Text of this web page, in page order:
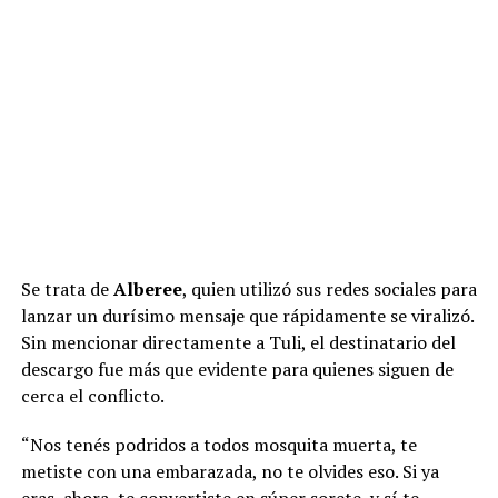
Se trata deAlberee, quien utilizó sus redes sociales para
lanzar un durísimo mensaje que rápidamente se viralizó.
Sin mencionar directamente a Tuli, el destinatario del
descargo fue más que evidente para quienes siguen de
cerca el conflicto.
“Nos tenés podridos a todos mosquita muerta, te
metiste con una embarazada, no te olvides eso. Si ya